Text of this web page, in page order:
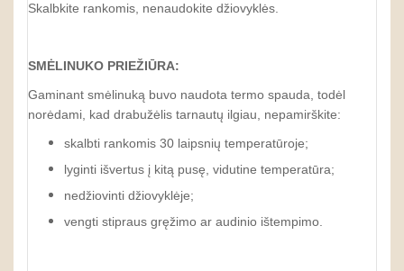
Skalbkite rankomis, nenaudokite džiovyklės.
SMĖLINUKO PRIEŽIŪRA:
Gaminant smėlinuką buvo naudota termo spauda, todėl
norėdami, kad drabužėlis tarnautų ilgiau, nepamirškite:
skalbti rankomis 30 laipsnių temperatūroje;
lyginti išvertus į kitą pusę, vidutine temperatūra;
nedžiovinti džiovyklėje;
vengti stipraus gręžimo ar audinio ištempimo.